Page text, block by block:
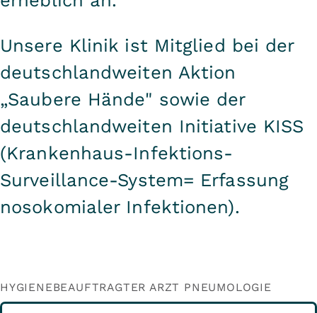
Unsere Klinik ist Mitglied bei der
deutschlandweiten Aktion
„Saubere Hände" sowie der
deutschlandweiten Initiative KISS
(Krankenhaus-Infektions-
Surveillance-System= Erfassung
nosokomialer Infektionen).
HYGIENEBEAUFTRAGTER ARZT PNEUMOLOGIE